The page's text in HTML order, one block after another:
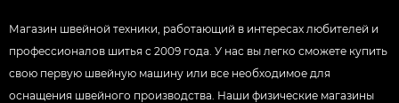
Магазин швейной техники, работающий в интересах любителей и
профессионалов шитья с 2009 года. У нас вы легко сможете купить
свою первую швейную машину или все необходимое для
оснащения швейного производства. Наши физические магазины